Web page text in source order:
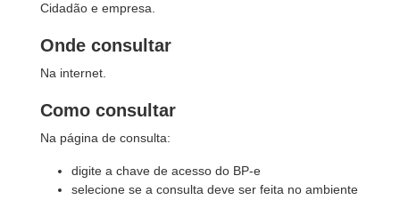
Cidadão e empresa.
Onde consultar
Na internet.
Como consultar
Na página de consulta:
digite a chave de acesso do BP-e
selecione se a consulta deve ser feita no ambiente